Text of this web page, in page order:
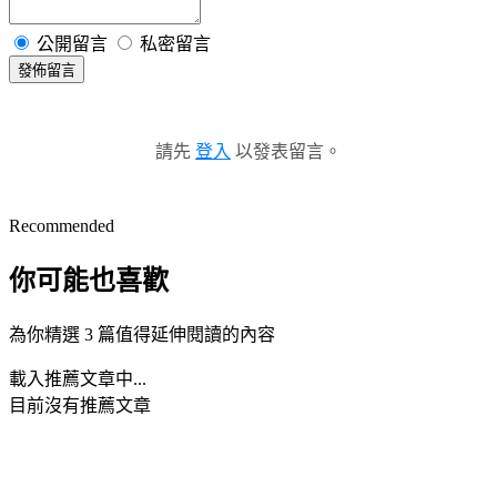
公開留言 私密留言
發佈留言
請先 登入 以發表留言。
Recommended
你可能也喜歡
為你精選 3 篇值得延伸閱讀的內容
載入推薦文章中...
目前沒有推薦文章